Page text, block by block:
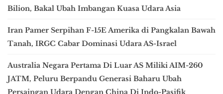
Bilion, Bakal Ubah Imbangan Kuasa Udara Asia
Iran Pamer Serpihan F-15E Amerika di Pangkalan Bawah
Tanah, IRGC Cabar Dominasi Udara AS-Israel
Australia Negara Pertama Di Luar AS Miliki AIM-260
JATM, Peluru Berpandu Generasi Baharu Ubah
Persaingan Udara Dengan China Di Indo-Pasifik